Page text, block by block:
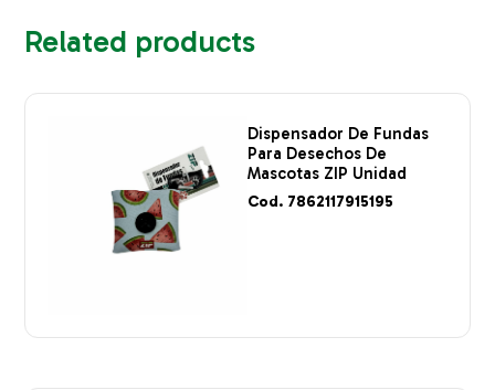
Related products
Dispensador De Fundas
Para Desechos De
Mascotas ZIP Unidad
Cod. 7862117915195